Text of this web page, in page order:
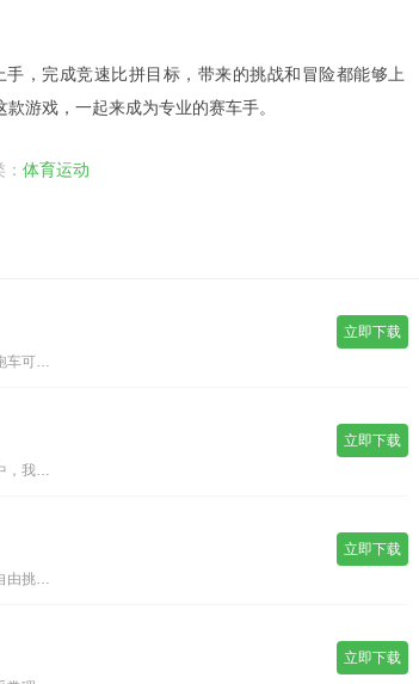
，完成竞速比拼目标，带来的挑战和冒险都能够上
游戏，一起来成为专业的赛车手。
体育运动
极限竞速专家游戏中开始你的竞速和比拼，各式各样的世界跑车可以让玩家来选择，漂移竞速比拼和挑战，有很多的模式和竞速比拼都能够上手这款游戏，建立你的赛车战队，有很多的模式和各个挑战都能够体验，所有玩家都能够上手这款游戏，整个游戏内容都十分丰富，
立即下载
王者十一人手机版是以足球为主题的体育竞技游戏。在游戏中，我们的玩家可以在这里享受足球带来的魅力，玩家也可以在这里训练玩家进行比赛。多种阵容组合，实时比赛，很多熟悉的足球明星都可以让我们的玩家自由选择，喜欢手机上的足球经营对战类的游戏别错过，
立即下载
竞速赛车大师安卓版是充满激情的赛车手机游戏。玩家可以自由挑战，获得不断的游戏热血，非常精彩有趣。游戏里有很多车，玩家可以不断获得，让玩家更好的充实自己，赢得不断的胜利，如果你也喜欢这个安卓版本的最新赛车驾驶类游戏，现在就下载这个赛车挑战了就
立即下载
立即下载